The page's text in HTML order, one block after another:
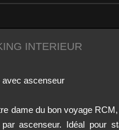
INTERIEUR
avec ascenseur
dame du bon voyage
ascenseur. Idéal pour